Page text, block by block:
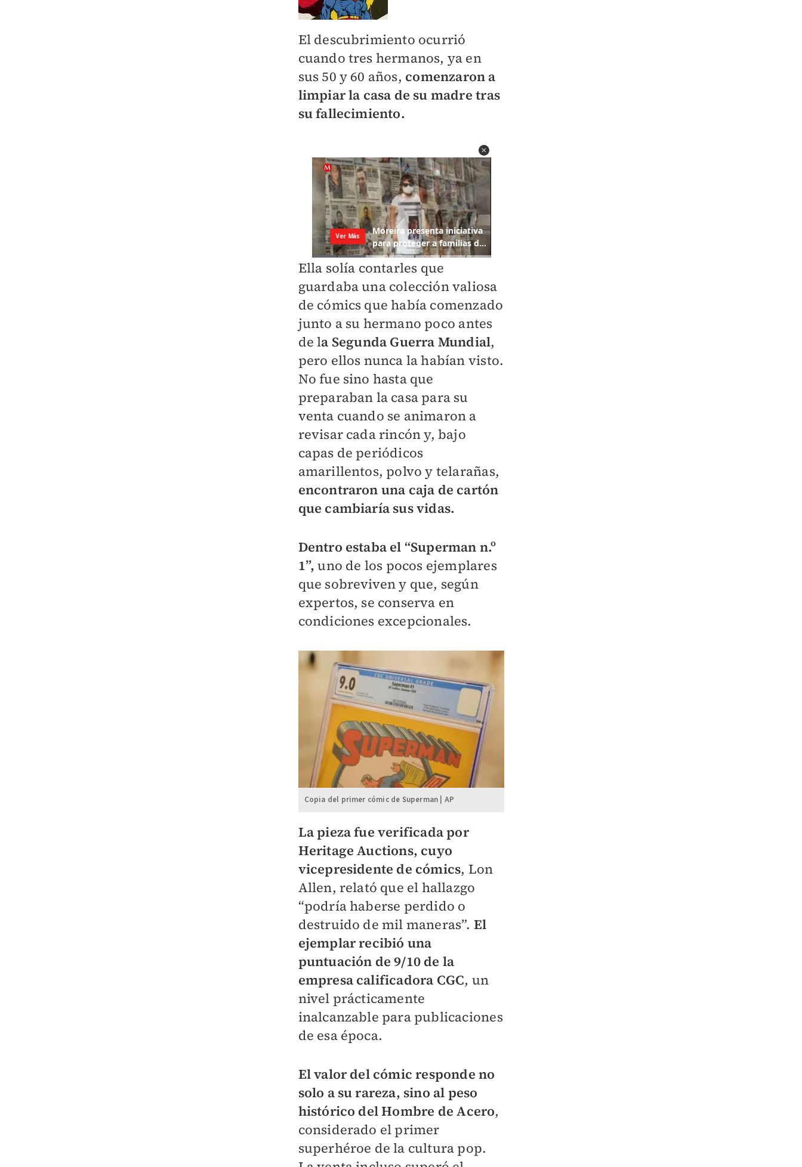
El descubrimiento ocurrió
cuando tres hermanos, ya en
sus 50 y 60 años, comenzaron a
limpiar la casa de su madre tras
su fallecimiento.
Ella solía contarles que
guardaba una colección valiosa
de cómics que había comenzado
junto a su hermano poco antes
de la Segunda Guerra Mundial,
pero ellos nunca la habían visto.
No fue sino hasta que
preparaban la casa para su
venta cuando se animaron a
revisar cada rincón y, bajo
capas de periódicos
amarillentos, polvo y telarañas,
encontraron una caja de cartón
que cambiaría sus vidas.
Dentro estaba el “Superman n.º
1”, uno de los pocos ejemplares
que sobreviven y que, según
expertos, se conserva en
condiciones excepcionales.
Copia del primer cómic de Superman | AP
La pieza fue verificada por
Heritage Auctions, cuyo
vicepresidente de cómics, Lon
Allen, relató que el hallazgo
“podría haberse perdido o
destruido de mil maneras”. El
ejemplar recibió una
puntuación de 9/10 de la
empresa calificadora CGC, un
nivel prácticamente
inalcanzable para publicaciones
de esa época.
El valor del cómic responde no
solo a su rareza, sino al peso
histórico del Hombre de Acero,
considerado el primer
superhéroe de la cultura pop.